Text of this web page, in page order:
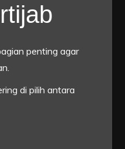
penting agar
di pilih antara